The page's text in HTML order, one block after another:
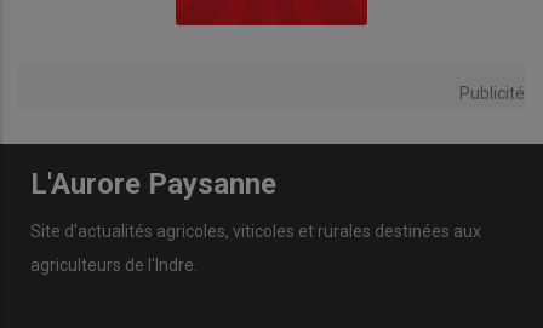
Publicité
L'Aurore Paysanne
Site d'actualités agricoles, viticoles et rurales destinées aux
agriculteurs de l'Indre.